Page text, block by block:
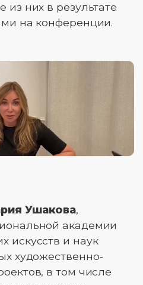
них в результате
на конференции.
Ушакова,
академии
искусств и наук
художественно-
в том числе